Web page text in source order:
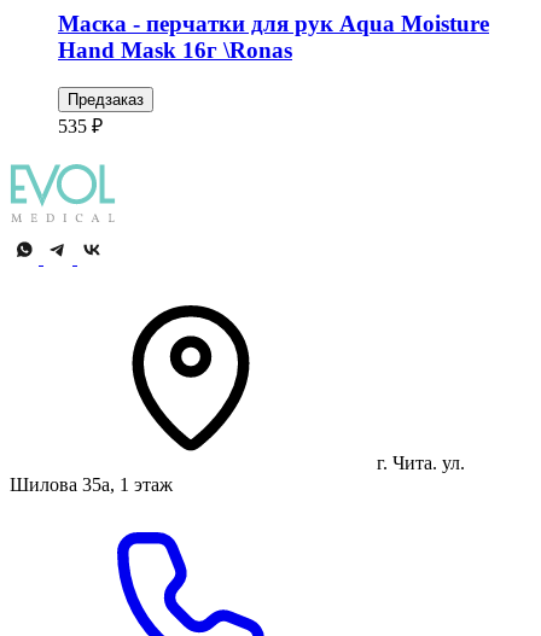
Маска - перчатки для рук Aqua Moisture
Hand Mask 16г \Ronas
Предзаказ
535 ₽
г. Чита. ул.
Шилова 35а, 1 этаж